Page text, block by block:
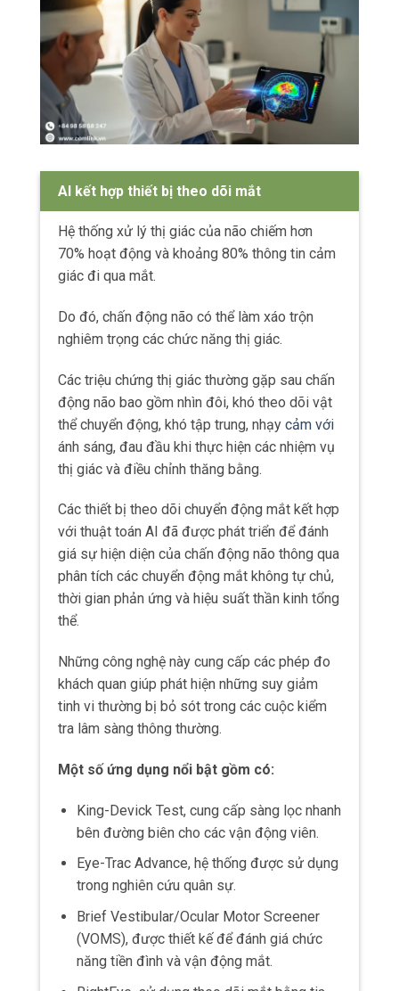
Do đó, chấn động não có thể làm xáo trộn
nghiêm trọng các chức năng thị giác.
Các triệu chứng thị giác thường gặp sau chấn
động não bao gồm nhìn đôi, khó theo dõi vật
thể chuyển động, khó tập trung, nhạycảm với
ánh sáng, đau đầu khi thực hiện các nhiệm vụ
Các thiết bị theo dõi chuyển động mắt kết hợp
với thuật toán AI đã được phát triển để đánh
giá sự hiện diện của chấn động não thông qua
phân tích các chuyển động mắt không tự chủ,
thể.
khách quan giúp phát hiện những suy giảm
tinh vi thường bị bỏ sót trong các cuộc kiểm
tra lâm sàng thông thường.
Một số ứng dụng nổi bật gồm có:
King-Devick Test, cung cấp sàng lọc nhanh
bên đường biên cho các vận động viên.
Eye-Trac Advance, hệ thống được sử dụng
trong nghiên cứu quân sự.
Brief Vestibular/Ocular Motor Screener
năng tiền đình và vận động mắt.
RightEye, sử dụng theo dõi mắt bằng tia
hồng ngoại để xác định chính xác các vấn
đề về mắt liên quan đến hiệu suất não và
động não.
Các nghiên cứu khoa học đã chứng minh
những người bị chấn động não thường gặp
vấn đề với việc theo dõi mắt, phối hợp và tập
trung.
Khi sử dụng AI để phân tích dữ liệu chuyển
động mắt, các bác sĩ lâm sàng có được một
phương pháp không xâm lấn và khách quan để